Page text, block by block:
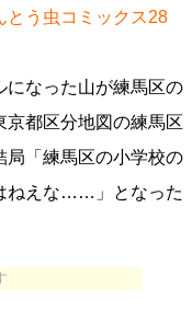
とう虫コミックス28
になった山が練馬区の
京都区分地図の練馬区
局「練馬区の小学校の
ねえな……」となった